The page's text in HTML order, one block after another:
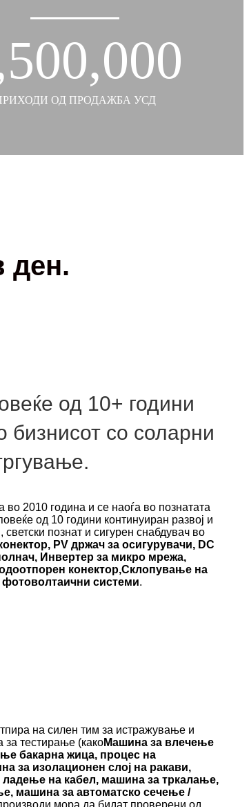
ОД ПРОДАЖБА УСД
ден.
од 10+ години
бизнисот со соларни
2010 година и се наоѓа во познатата
од 10 години континуиран развој и
познат и сигурен снабдувач во
PV држач за осигурувачи, DC
Инвертер за микро мрежа,
конектор,Склопување на
фотоволтаични системи.
на силен тим за истражување и
тестирање (какоМашина за влечење
бакарна жица, процес на
за изолационен слој на ракави,
ладење на кабел, машина за тркалање,
машина за автоматско сечење /
мора да бидат проверени од